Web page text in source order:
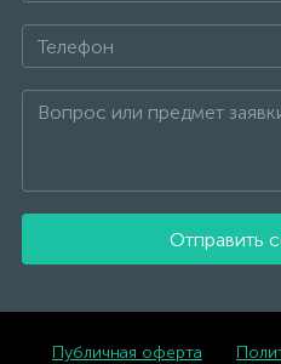
Отправить
Публичная оферта